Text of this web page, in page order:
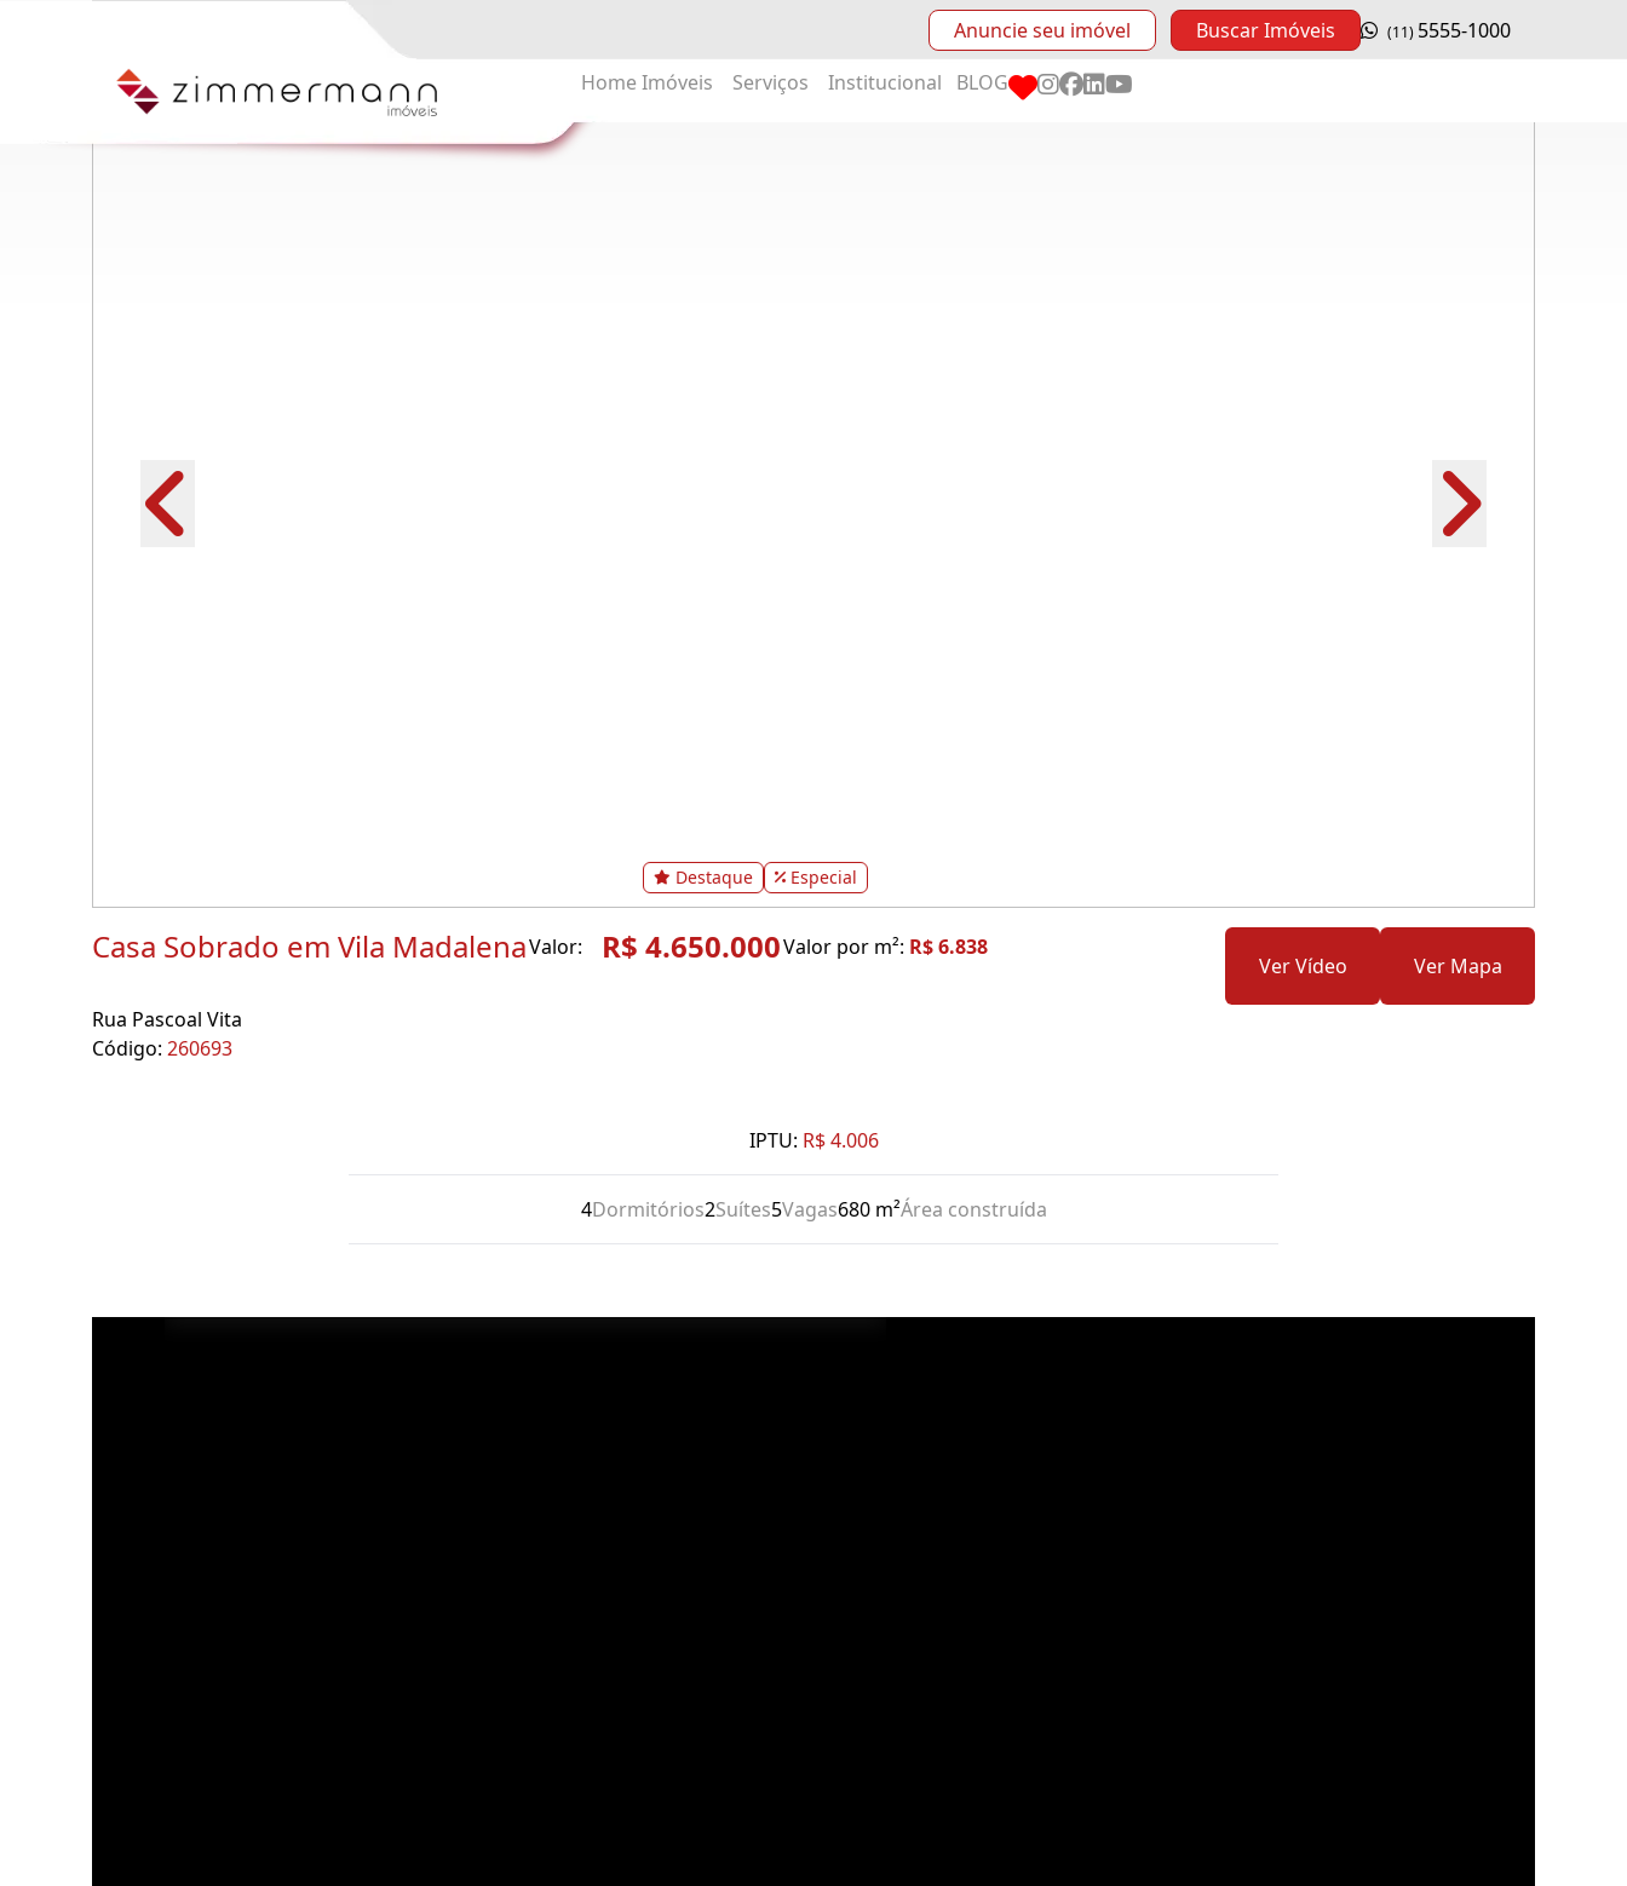
Anuncie seu imóvel Buscar Imóveis (11) 5555-1000
Home Imóveis Serviços Institucional BLOG
Destaque Especial
Casa Sobrado em Vila MadalenaValor: R$ 4.650.000Valor por m²: R$ 6.838
Rua Pascoal Vita
Código: 260693
Ver Vídeo Ver Mapa
IPTU: R$ 4.006
4Dormitórios2Suítes5Vagas680 m²Área construída